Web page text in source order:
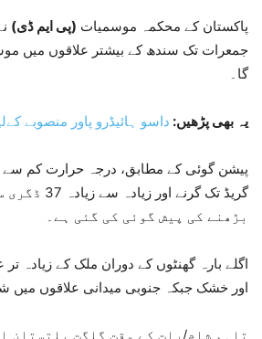
پاکستان کے محکمہ موسمیات (پی ایم ڈی)
جمعرات تک سندھ کے بیشتر علاقوں میں
گا۔
یہ بھی پڑھیں: داسو ہائیڈرو پاور منصوبے
گریڈ تک گرنے
بڑھنے کی پیش گوئی کی گئی ہے۔
اگلے بارہ گھنٹوں کے دوران ملک کے زیادہ
اور خشک جبکہ جنوبی میدانی علاقوں میں
تاہم شام/رات کے وقت گلگت بلتستان